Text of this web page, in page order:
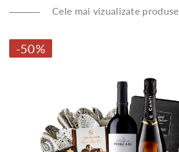
Cele mai vizualizate produse
-50%